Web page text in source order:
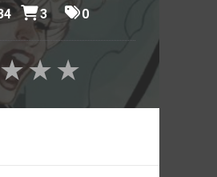
3 0
★
★
★